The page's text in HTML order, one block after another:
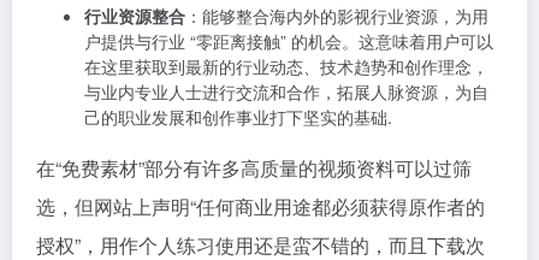
行业资源整合 ：能够整合海内外的影视行业资源，为用
户提供与行业 “零距离接触” 的机会。这意味着用户可以
在这里获取到最新的行业动态、技术趋势和创作理念，
与业内专业人士进行交流和合作，拓展人脉资源，为自
己的职业发展和创作事业打下坚实的基础.
在“免费素材”部分有许多高质量的视频资料可以过筛
选，但网站上声明“任何商业用途都必须获得原作者的
授权”，用作个人练习使用还是蛮不错的，而且下载次